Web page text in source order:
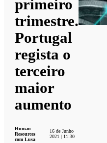
primeiro
trimestre.
Portugal
regista o
terceiro
maior
aumento
Human
Resources
com Lusa
16 de Junho
2021 | 11:30